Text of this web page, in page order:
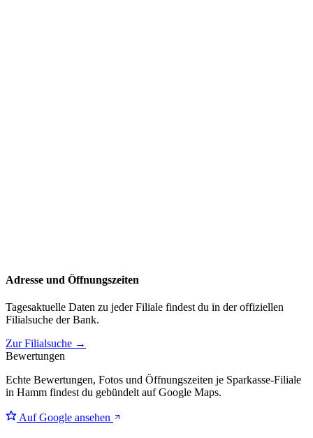
Adresse und Öffnungszeiten
Tagesaktuelle Daten zu jeder Filiale findest du in der offiziellen
Filialsuche der Bank.
Zur Filialsuche →
Bewertungen
Echte Bewertungen, Fotos und Öffnungszeiten je Sparkasse-Filiale
in Hamm findest du gebündelt auf Google Maps.
Auf Google ansehen